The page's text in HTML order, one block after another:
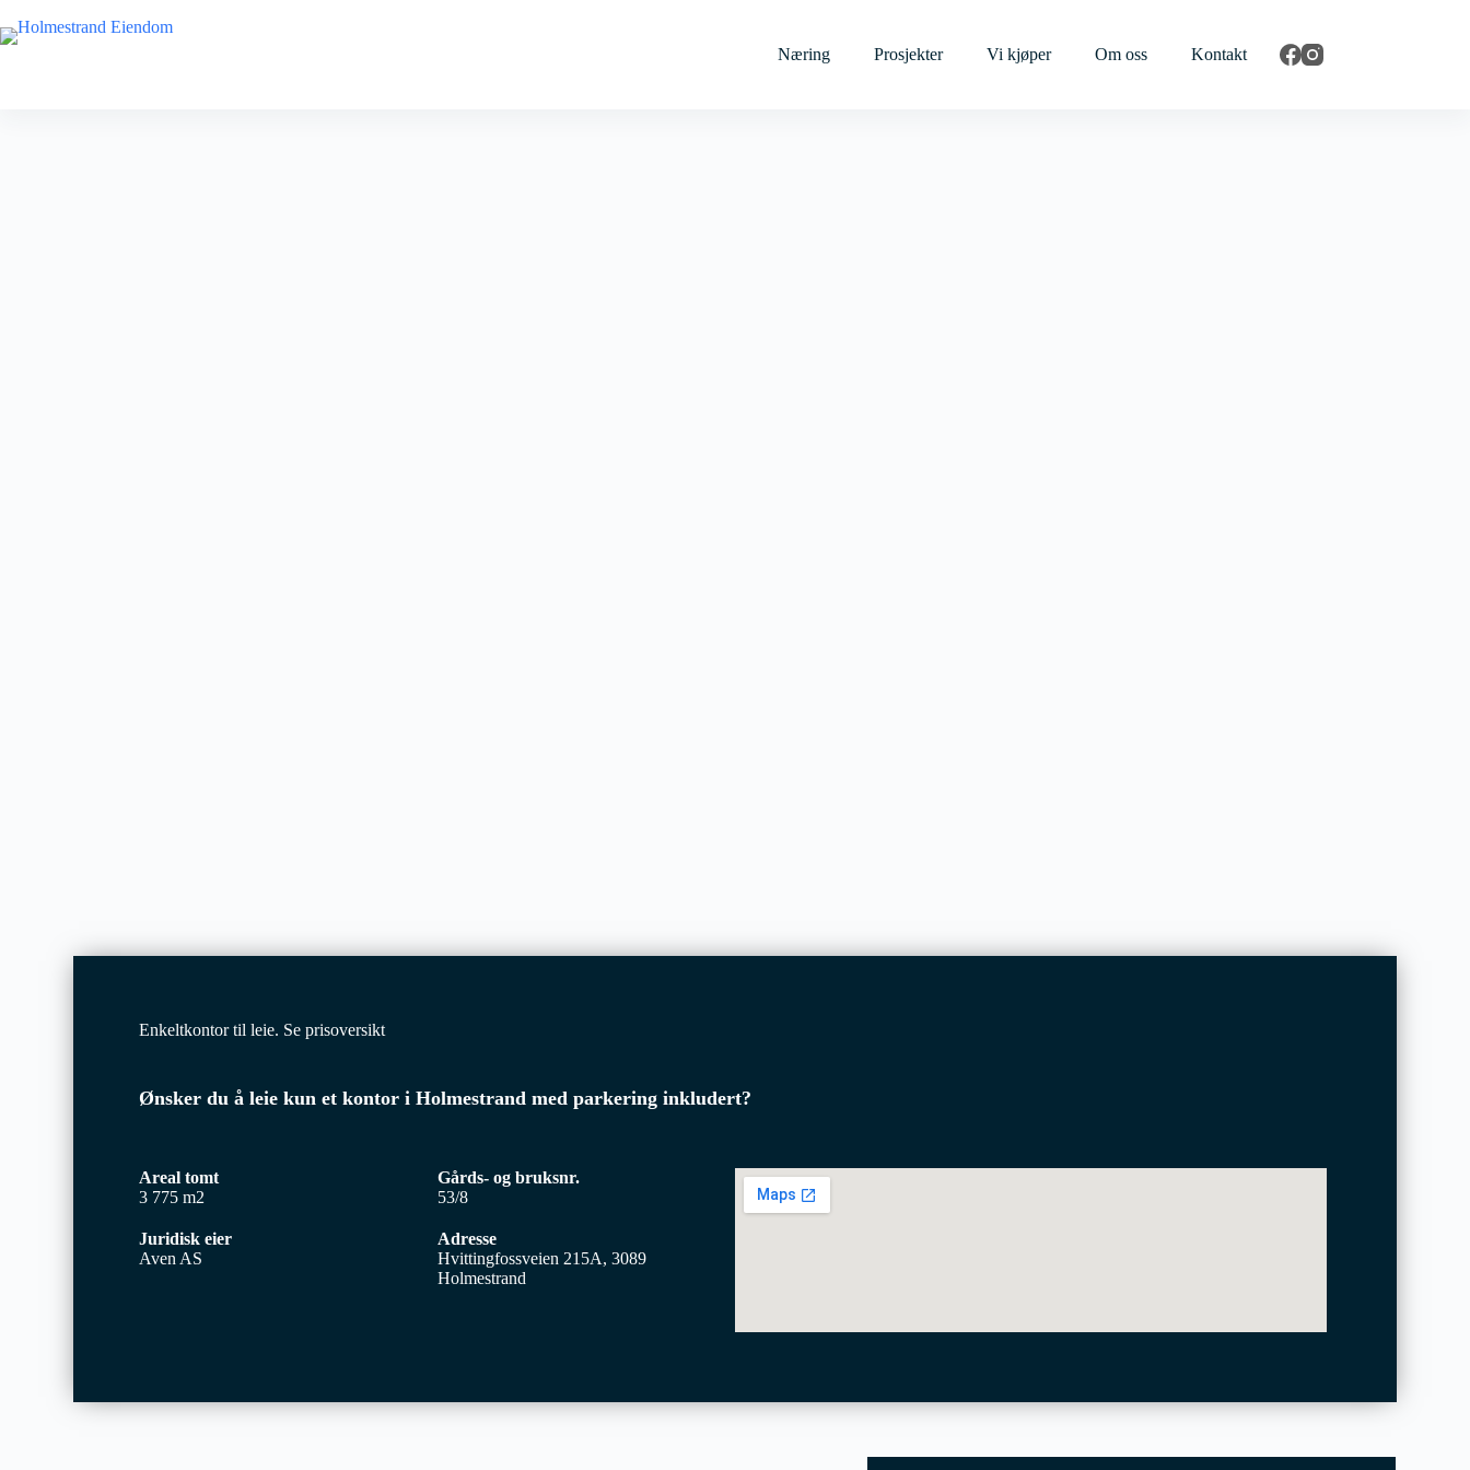
Næring Prosjekter Vi kjøper Om oss Kontakt
Enkeltkontor til leie. Se prisoversikt
Ønsker du å leie kun et kontor i Holmestrand med parkering inkludert?
Areal tomt
3 775 m2
Juridisk eier
Aven AS
Gårds- og bruksnr.
53/8
Adresse
Hvittingfossveien 215A, 3089
Holmestrand